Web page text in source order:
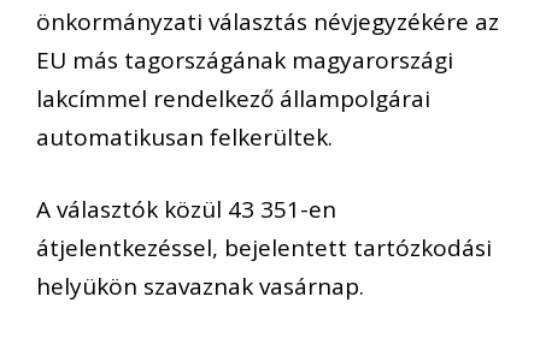
önkormányzati választás névjegyzékére az
EU más tagországának magyarországi
lakcímmel rendelkező állampolgárai
automatikusan felkerültek.
A választók közül 43 351-en
átjelentkezéssel, bejelentett tartózkodási
helyükön szavaznak vasárnap.